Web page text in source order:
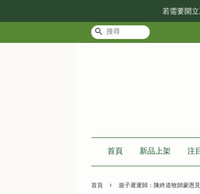
若需要開
搜尋
首頁 新品上架 注
首頁 › 遊子遲遲歸：陳終道牧師蒙恩見